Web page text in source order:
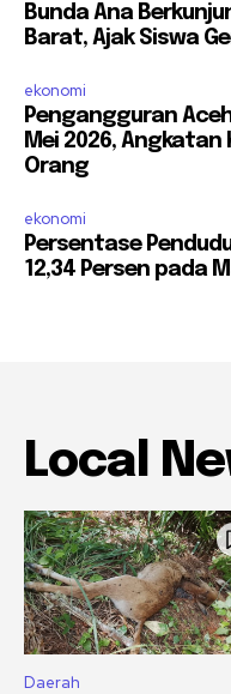
Bunda Ana
Barat, Ajak Siswa
ekonomi
Pengangguran
Mei 2026, Angkatan
Orang
ekonomi
Persentase
12,34 Persen pada
Local
Daerah